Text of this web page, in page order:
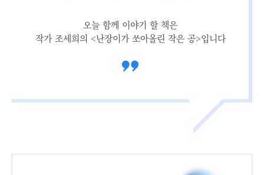
오늘 함께 이야기 할 책은
작가 조세희의 <난장이가 쏘아올린 작은 공>입니다